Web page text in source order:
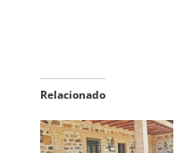
Relacionado